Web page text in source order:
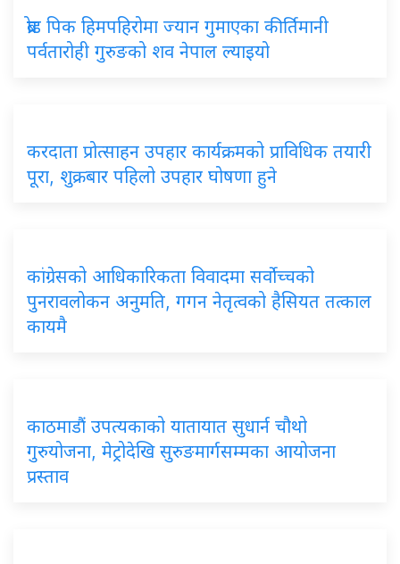
ब्रोड पिक हिमपहिरोमा ज्यान गुमाएका कीर्तिमानी
पर्वतारोही गुरुङको शव नेपाल ल्याइयो
करदाता प्रोत्साहन उपहार कार्यक्रमको प्राविधिक तयारी
पूरा, शुक्रबार पहिलो उपहार घोषणा हुने
कांग्रेसको आधिकारिकता विवादमा सर्वोच्चको
पुनरावलोकन अनुमति, गगन नेतृत्वको हैसियत तत्काल
कायमै
काठमाडौं उपत्यकाको यातायात सुधार्न चौथो
गुरुयोजना, मेट्रोदेखि सुरुङमार्गसम्मका आयोजना
प्रस्ताव